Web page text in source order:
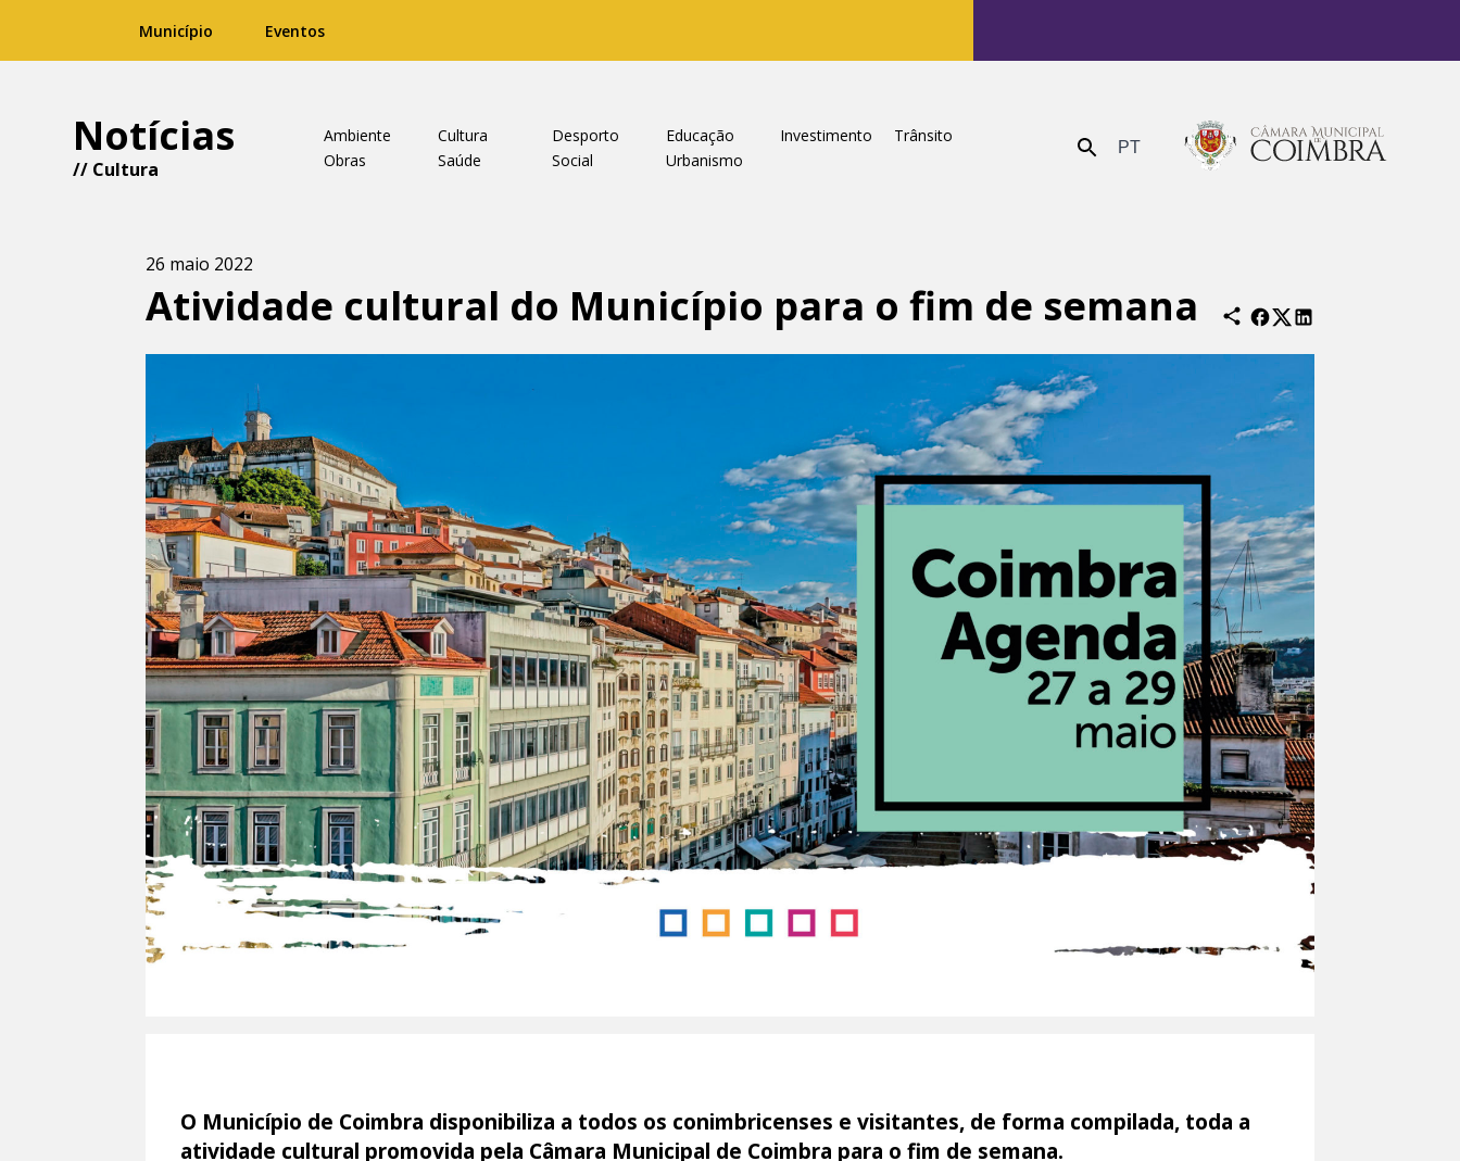
Município Eventos
Notícias
// Cultura
Ambiente Cultura Desporto Educação Investimento
Trânsito
Obras
Saúde Social Urbanismo Enviar PT
26 maio 2022
Atividade cultural do Município para o fim de semana
O Município de Coimbra disponibiliza a todos os conimbricenses e visitantes, de forma compilada, toda a
atividade cultural promovida pela Câmara Municipal de Coimbra para o fim de semana.